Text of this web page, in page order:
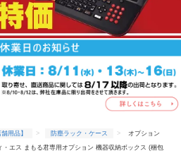
舗用品】 防塵ラック・ケース
オプション
・エス まもる君専用オプション 機器収納ボックス (梱包